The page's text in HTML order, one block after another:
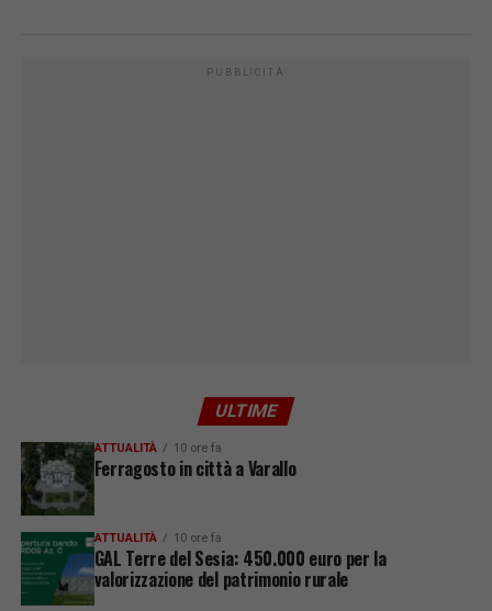
PUBBLICITÀ
ULTIME
ATTUALITÀ 10 ore fa
Ferragosto in città a Varallo
ATTUALITÀ 10 ore fa
GAL Terre del Sesia: 450.000 euro per la
valorizzazione del patrimonio rurale